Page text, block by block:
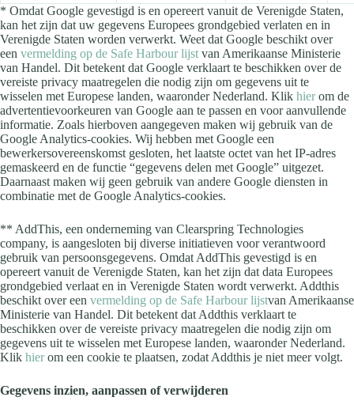
* Omdat Google gevestigd is en opereert vanuit de Verenigde Staten,
kan het zijn dat uw gegevens Europees grondgebied verlaten en in
Verenigde Staten worden verwerkt. Weet dat Google beschikt over
een vermelding op de Safe Harbour lijst van Amerikaanse Ministerie
van Handel. Dit betekent dat Google verklaart te beschikken over de
vereiste privacy maatregelen die nodig zijn om gegevens uit te
wisselen met Europese landen, waaronder Nederland. Klik hierom de
advertentievoorkeuren van Google aan te passen en voor aanvullende
informatie. Zoals hierboven aangegeven maken wij gebruik van de
Google Analytics-cookies. Wij hebben met Google een
bewerkersovereenskomst gesloten, het laatste octet van het IP-adres
gemaskeerd en de functie “gegevens delen met Google” uitgezet.
Daarnaast maken wij geen gebruik van andere Google diensten in
combinatie met de Google Analytics-cookies.
** AddThis, een onderneming van Clearspring Technologies
company, is aangesloten bij diverse initiatieven voor verantwoord
gebruik van persoonsgegevens. Omdat AddThis gevestigd is en
opereert vanuit de Verenigde Staten, kan het zijn dat data Europees
grondgebied verlaat en in Verenigde Staten wordt verwerkt. Addthis
beschikt over een vermelding op de Safe Harbour lijstvan Amerikaanse
Ministerie van Handel. Dit betekent dat Addthis verklaart te
beschikken over de vereiste privacy maatregelen die nodig zijn om
gegevens uit te wisselen met Europese landen, waaronder Nederland.
Klik hierom een cookie te plaatsen, zodat Addthis je niet meer volgt.
Gegevens inzien, aanpassen of verwijderen